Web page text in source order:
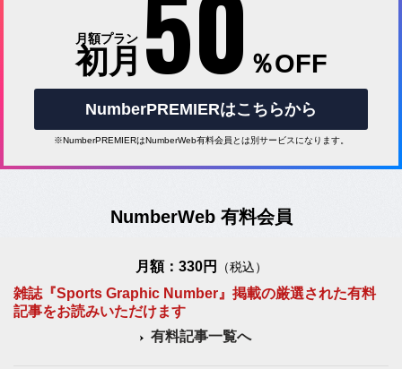
月額プラン
初月 ％OFF
NumberPREMIERはこちらから
※NumberPREMIERはNumberWeb有料会員とは別サービスになります。
NumberWeb 有料会員
月額：330円 （税込）
雑誌『Sports Graphic Number』掲載の厳選された有料
記事をお読みいただけます
有料記事一覧へ